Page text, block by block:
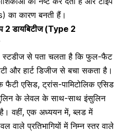
का कारण बनती हैं।
2 डायबिटीज (Type 2
स्टडीज से पता चलता है कि फुल-फैट
और हार्ट डिजीज से बचा सकता है।
एसिड, ट्रांस-पामिटोलिक एसिड
के लेवल के साथ-साथ इंसुलिन
वहीं, एक अध्ययन में, ब्लड में
वाले प्रतिभागियों में निम्न स्तर वाले